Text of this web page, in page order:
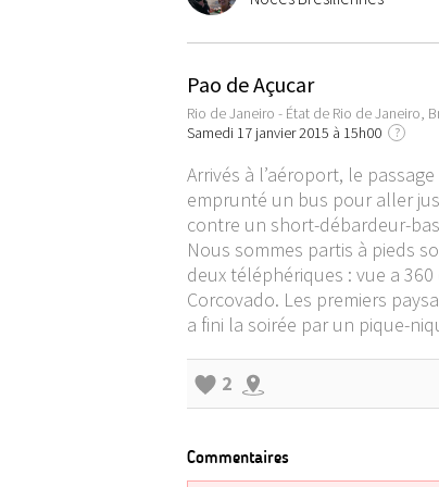
Pao de Açucar
Rio de Janeiro - État de Rio de Janeiro,
Samedi 17 janvier 2015 à 15h00
?
Arrivés à l’aéroport, le
emprunté un bus pour aller
contre un short-débardeur-
Nous sommes partis à pieds
deux téléphériques : vue a
Corcovado. Les premiers
a fini la soirée par un pique-
2
Commentaires